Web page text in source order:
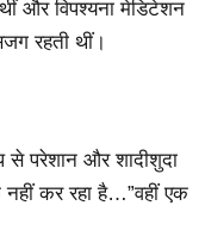
और विपश्यना मेडिटेशन
रहती थीं।
परेशान और शादीशुदा
कर रहा है…”वहीं एक